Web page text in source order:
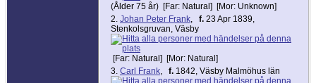
(Ålder 75 år) [Far: Natural] [Mor: Unknown]
2. Johan Peter Frank f. 23 Apr 1839,
Stenkolsgruvan, Väsby
[Far: Natural] [Mor: Natural]
3. Carl Frank f. 1842, Väsby Malmöhus län